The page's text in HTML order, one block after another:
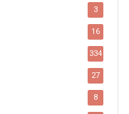
3
16
334
27
8